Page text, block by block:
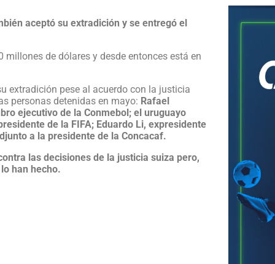
aceptó su extradición y se entregó el
millones de dólares y desde entonces está en
extradición pese al acuerdo con la justicia
personas detenidas en mayo: Rafael
ejecutivo de la Conmebol; el uruguayo
de la FIFA; Eduardo Li, expresidente
a la presidente de la Concacaf.
las decisiones de la justicia suiza pero,
han hecho.